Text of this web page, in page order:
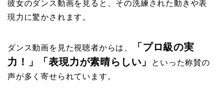
彼女のダンス動画を見ると、その洗練された動きや表
現力に驚かされます。
ダンス動画を見た視聴者からは、
「プロ級の実
力！」「表現力が素晴らしい」
といった称賛の
声が多く寄せられています。